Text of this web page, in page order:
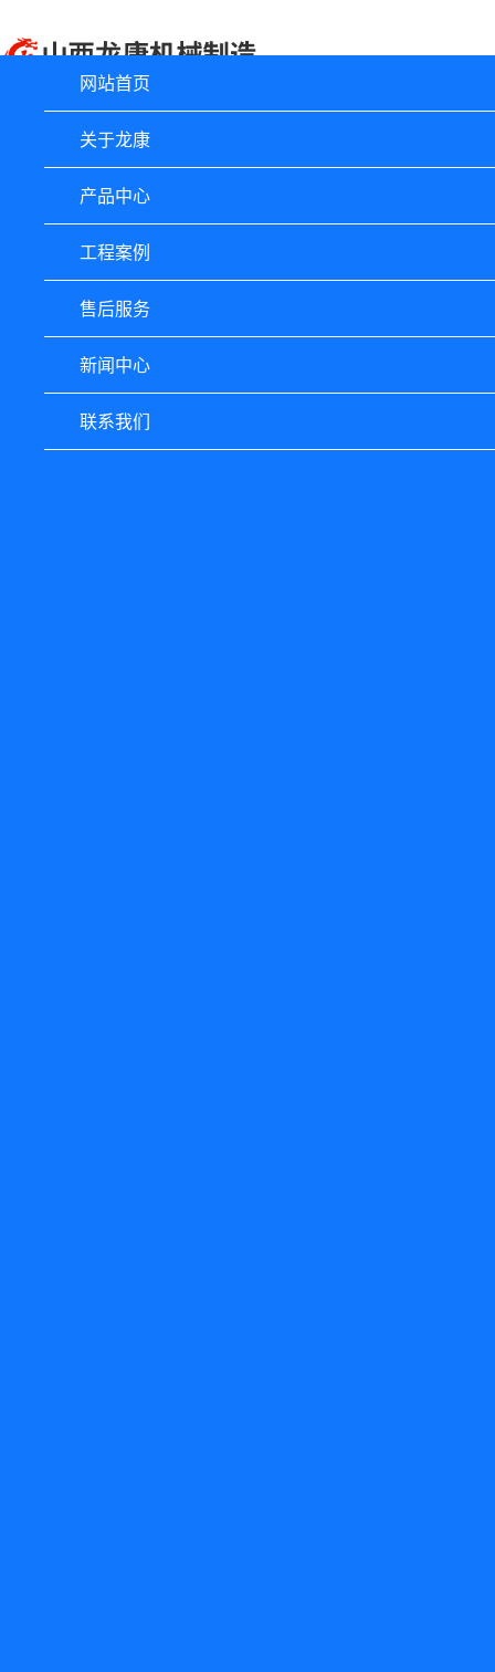
网站首页
关于龙康
产品中心
工程案例
售后服务
新闻中心
联系我们